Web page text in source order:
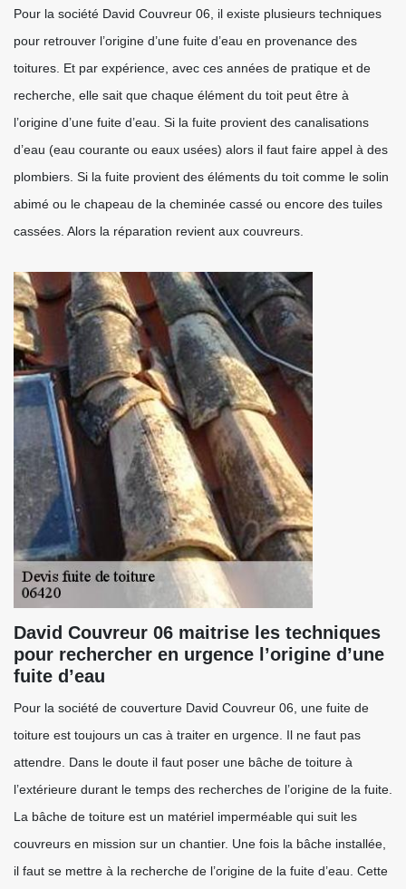
Pour la société David Couvreur 06, il existe plusieurs techniques
pour retrouver l’origine d’une fuite d’eau en provenance des
toitures. Et par expérience, avec ces années de pratique et de
recherche, elle sait que chaque élément du toit peut être à
l’origine d’une fuite d’eau. Si la fuite provient des canalisations
d’eau (eau courante ou eaux usées) alors il faut faire appel à des
plombiers. Si la fuite provient des éléments du toit comme le solin
abimé ou le chapeau de la cheminée cassé ou encore des tuiles
cassées. Alors la réparation revient aux couvreurs.
David Couvreur 06 maitrise les techniques
pour rechercher en urgence l’origine d’une
fuite d’eau
Pour la société de couverture David Couvreur 06, une fuite de
toiture est toujours un cas à traiter en urgence. Il ne faut pas
attendre. Dans le doute il faut poser une bâche de toiture à
l’extérieure durant le temps des recherches de l’origine de la fuite.
La bâche de toiture est un matériel imperméable qui suit les
couvreurs en mission sur un chantier. Une fois la bâche installée,
il faut se mettre à la recherche de l’origine de la fuite d’eau. Cette